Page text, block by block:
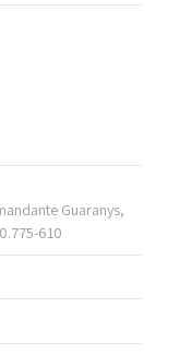
Guaranys,
610